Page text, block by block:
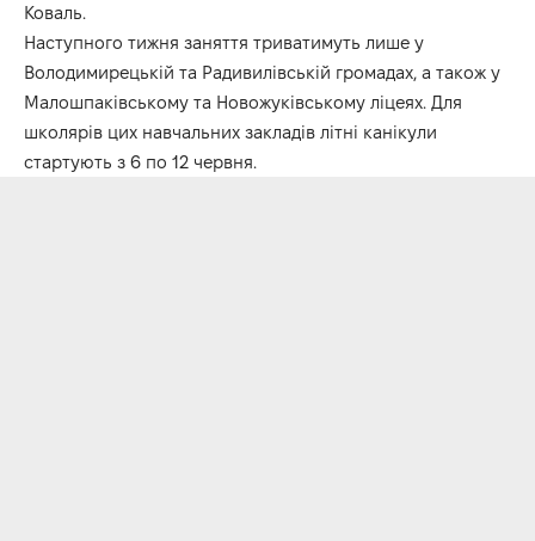
Коваль.
Наступного тижня заняття триватимуть лише у
Володимирецькій та Радивилівській громадах, а також у
Малошпаківському та Новожуківському ліцеях. Для
школярів цих навчальних закладів літні канікули
стартують з 6 по 12 червня.